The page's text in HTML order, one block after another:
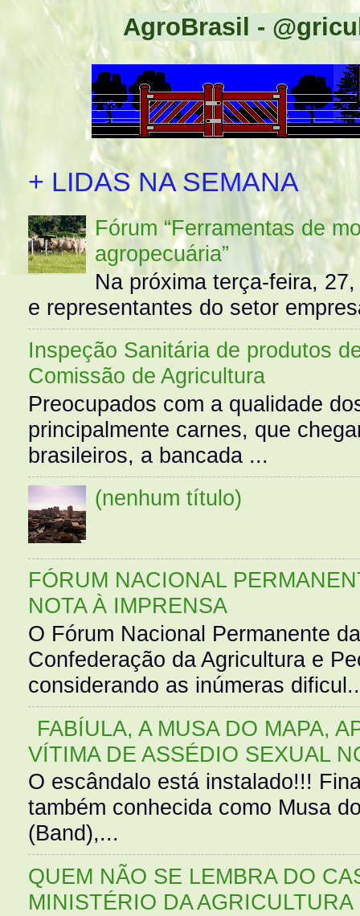
AgroBrasil -
+ LIDAS NA SEMANA
Fórum “Ferramentas de
agropecuária”
Na próxima terça-feira,
e representantes do setor
Inspeção Sanitária de produtos
Comissão de Agricultura
Preocupados com a qualidade
principalmente carnes, que
brasileiros, a bancada ...
(nenhum título)
FÓRUM NACIONAL
NOTA À IMPRENSA
O Fórum Nacional Permanente
Confederação da Agricultura e
considerando as inúmeras
FABÍULA, A MUSA DO MAPA,
VÍTIMA DE ASSÉDIO SEXUAL
O escândalo está instalado!!!
também conhecida como Musa
(Band),...
QUEM NÃO SE LEMBRA DO
MINISTÉRIO DA AGRICULTURA